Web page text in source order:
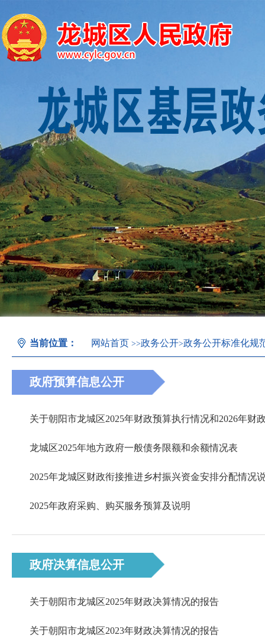
当前位置： 网站首页 >>政务公开>政务公开标准化规
政府预算信息公开
龙城区2025年地方政府一般债务限额和余额情况表
2025年龙城区财政衔接推进乡村振兴资金安排分配情况
2025年政府采购、购买服务预算及说明
政府决算信息公开
关于朝阳市龙城区2025年财政决算情况的报告
关于朝阳市龙城区2023年财政决算情况的报告